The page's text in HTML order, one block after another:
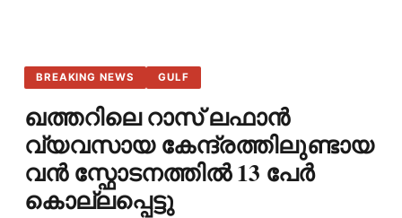
BREAKING NEWS GULF
ഖത്തറിലെ റാസ് ലഫാൻ
വ്യവസായ കേന്ദ്രത്തിലുണ്ടായ
വൻ സ്ഫോടനത്തിൽ 13 പേർ
കൊല്ലപ്പെട്ടു